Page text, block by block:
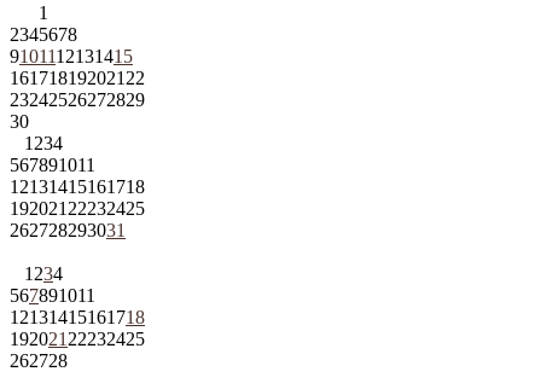
1
2345678
9101112131415
161718192021 22
23242526272829
30
1 234
567891011
12131415161718
192021 22232425
262728293031
1 234
567891011
12131415161718
192021 22232425
262728